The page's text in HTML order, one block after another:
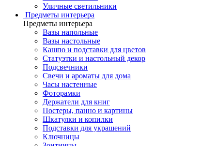
Уличные светильники
Предметы интерьера
Предметы интерьера
Вазы напольные
Вазы настольные
Кашпо и подставки для цветов
Статуэтки и настольный декор
Подсвечники
Свечи и ароматы для дома
Часы настенные
Фоторамки
Держатели для книг
Постеры, панно и картины
Шкатулки и копилки
Подставки для украшений
Ключницы